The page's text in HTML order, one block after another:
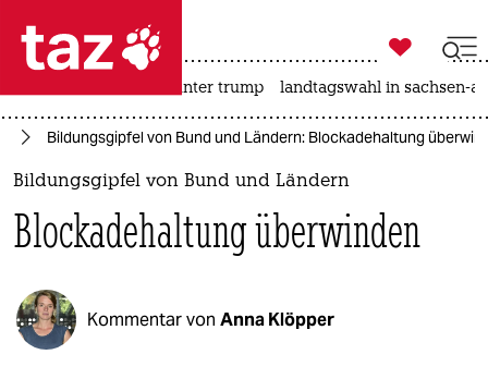
 taz zahl ich
taz zahl ich
themen
politik
öko
gesellschaft

taz zahl ich
usa unter trump landtagswahl in sachsen-
Bildungsgipfel von Bund und Ländern: Blockadehaltung
Bildungsgipfel von Bund und Ländern
Blockadehaltung überwinden
Kommentar von Anna Klöpper